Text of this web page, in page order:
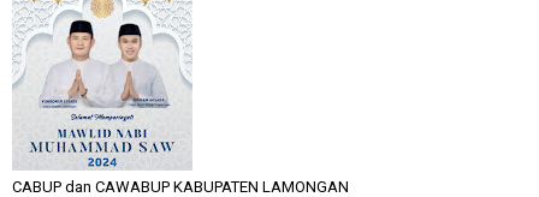
CABUP dan CAWABUP KABUPATEN LAMONGAN